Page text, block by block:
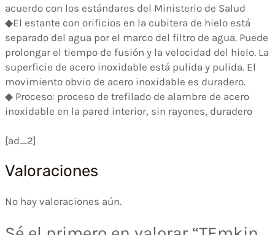
acuerdo con los estándares del Ministerio de Salud
◆El estante con orificios en la cubitera de hielo está
separado del agua por el marco del filtro de agua. Puede
prolongar el tiempo de fusión y la velocidad del hielo. La
superficie de acero inoxidable está pulida y pulida. El
movimiento obvio de acero inoxidable es duradero.
◆ Proceso: proceso de trefilado de alambre de acero
inoxidable en la pared interior, sin rayones, duradero
[ad_2]
Valoraciones
No hay valoraciones aún.